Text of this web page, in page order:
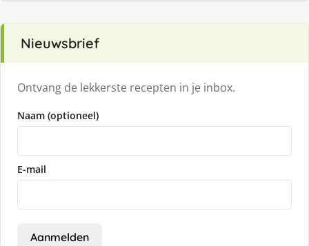
Nieuwsbrief
Ontvang de lekkerste recepten in je inbox.
Naam (optioneel)
E-mail
Aanmelden